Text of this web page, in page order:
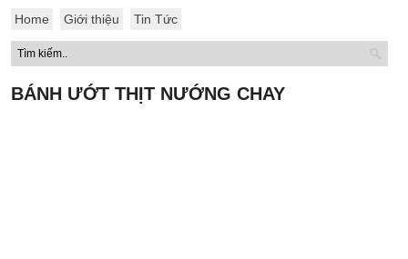
Home Giới thiệu Tin Tức
BÁNH ƯỚT THỊT NƯỚNG CHAY